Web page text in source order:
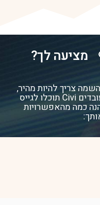
מציעה לך?
צריך להיות מהיר,
יעיל ומדוייק. עם תוכנת גיוס עובדים Civi תוכלו לגייס
כמה מהאפשרויות